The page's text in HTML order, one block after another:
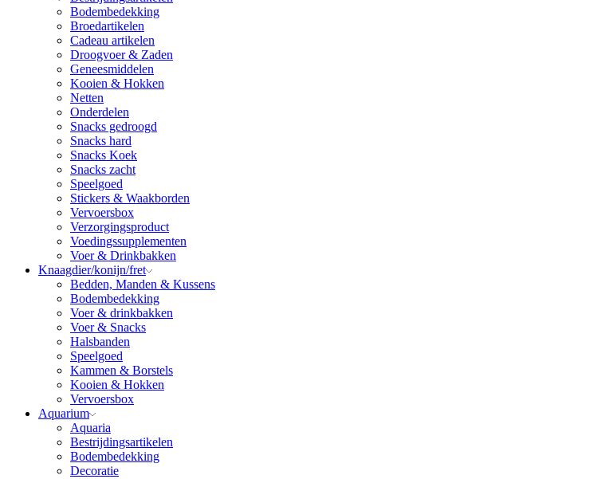
Bodembedekking
Broedartikelen
Cadeau artikelen
Droogvoer & Zaden
Geneesmiddelen
Kooien & Hokken
Netten
Onderdelen
Snacks gedroogd
Snacks hard
Snacks Koek
Snacks zacht
Speelgoed
Stickers & Waakborden
Vervoersbox
Verzorgingsproduct
Voedingssupplementen
Voer & Drinkbakken
Knaagdier/konijn/fret
Bedden, Manden & Kussens
Bodembedekking
Voer & drinkbakken
Voer & Snacks
Halsbanden
Speelgoed
Kammen & Borstels
Kooien & Hokken
Vervoersbox
Aquarium
Aquaria
Bestrijdingsartikelen
Bodembedekking
Decoratie